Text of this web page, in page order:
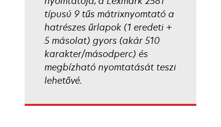
típusú 9 tűs mátrixnyomtató a
hatrészes űrlapok (1 eredeti +
5 másolat) gyors (akár 510
karakter/másodperc) és
megbízható nyomtatását teszi
lehetővé.